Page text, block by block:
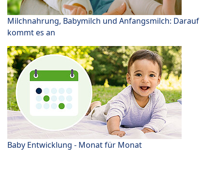
Milchnahrung, Babymilch und Anfangsmilch: Darauf
kommt es an
Baby Entwicklung - Monat für Monat